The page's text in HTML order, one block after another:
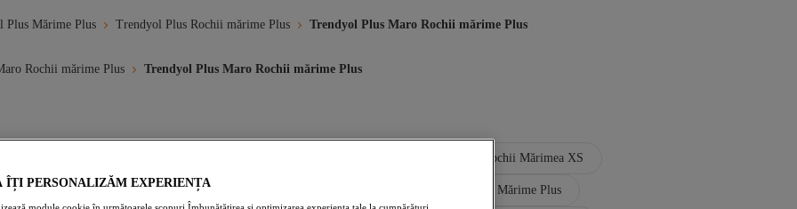
Plus Mărime Plus Trendyol Plus Rochii mărime Plus Trendyol Plus Maro Rochii mărime Plus
Rochii mărime Plus Trendyol Plus Maro Rochii mărime Plus
Rochii Mărimea XS
De Seară Mărimea 48/50 Mărime Plus Maro Rochii Mărime Plus Maro Rochii Mărime Plus
ÎȚI PERSONALIZĂM EXPERIENȚA